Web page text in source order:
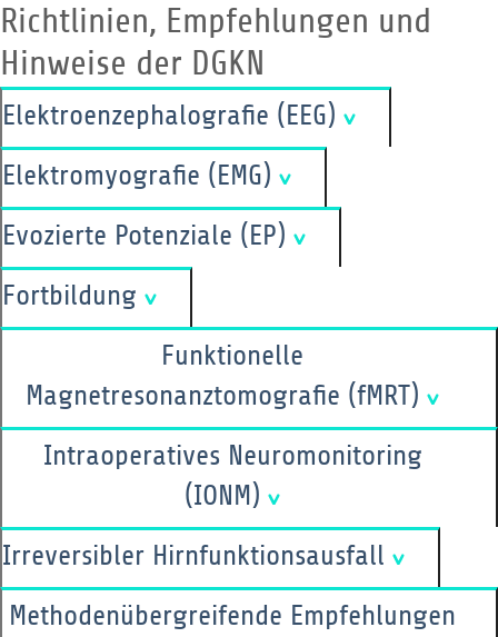
Richtlinien, Empfehlungen und
Hinweise der DGKN
Elektroenzephalografie (EEG)
Elektromyografie (EMG)
Evozierte Potenziale (EP)
Fortbildung
Funktionelle
Magnetresonanztomografie (fMRT)
Intraoperatives Neuromonitoring
(IONM)
Irreversibler Hirnfunktionsausfall